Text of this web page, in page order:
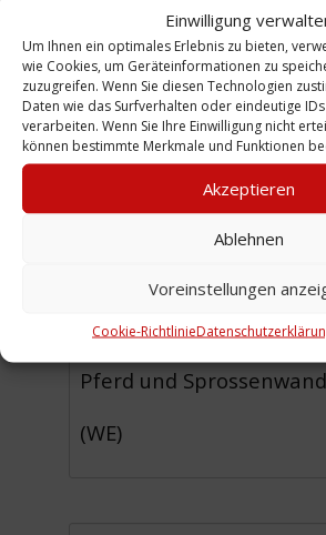
Einwilligung
Um Ihnen ein optimales Erlebnis zu bieten,
wie Cookies, um Geräteinformationen zu
zuzugreifen. Wenn Sie diesen Technologien
Daten wie das Surfverhalten oder eindeutige
verarbeiten. Wenn Sie Ihre Einwilligung nicht
können bestimmte Merkmale und Funktionen
Akzeptieren
Ablehnen
Voreinstellungen
Cookie-Richtlinie
Elkart errichtet. Mit der
rotbraunen
dem Wohnhaus im
gilt das Ensemble als ein
wichtiges Beispiel des
Bauens im Hannover der
Das Innere der neuen
Standard: Ringe, Reck,
Pferd und
(WE)